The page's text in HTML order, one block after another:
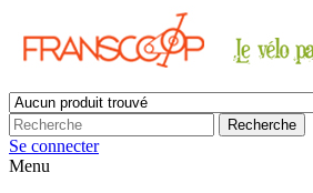
Recherche
Se connecter
Menu